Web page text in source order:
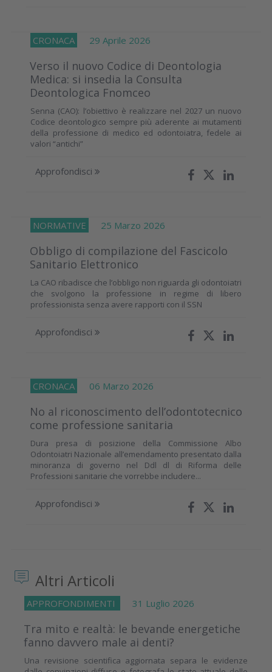
CRONACA 29 Aprile 2026
Verso il nuovo Codice di Deontologia
Medica: si insedia la Consulta
Deontologica Fnomceo
Senna (CAO): l’obiettivo è realizzare nel 2027 un nuovo
Codice deontologico sempre più aderente ai mutamenti
della professione di medico ed odontoiatra, fedele ai
valori “antichi”
Approfondisci
NORMATIVE 25 Marzo 2026
Obbligo di compilazione del Fascicolo
Sanitario Elettronico
La CAO ribadisce che l’obbligo non riguarda gli odontoiatri
che svolgono la professione in regime di libero
professionista senza avere rapporti con il SSN
Approfondisci
CRONACA 06 Marzo 2026
No al riconoscimento dell’odontotecnico
come professione sanitaria
Dura presa di posizione della Commissione Albo
Odontoiatri Nazionale all’emendamento presentato dalla
minoranza di governo nel Ddl dl di Riforma delle
Professioni sanitarie che vorrebbe includere...
Approfondisci
Altri Articoli
APPROFONDIMENTI 31 Luglio 2026
Tra mito e realtà: le bevande energetiche
fanno davvero male ai denti?
Una revisione scientifica aggiornata separa le evidenze